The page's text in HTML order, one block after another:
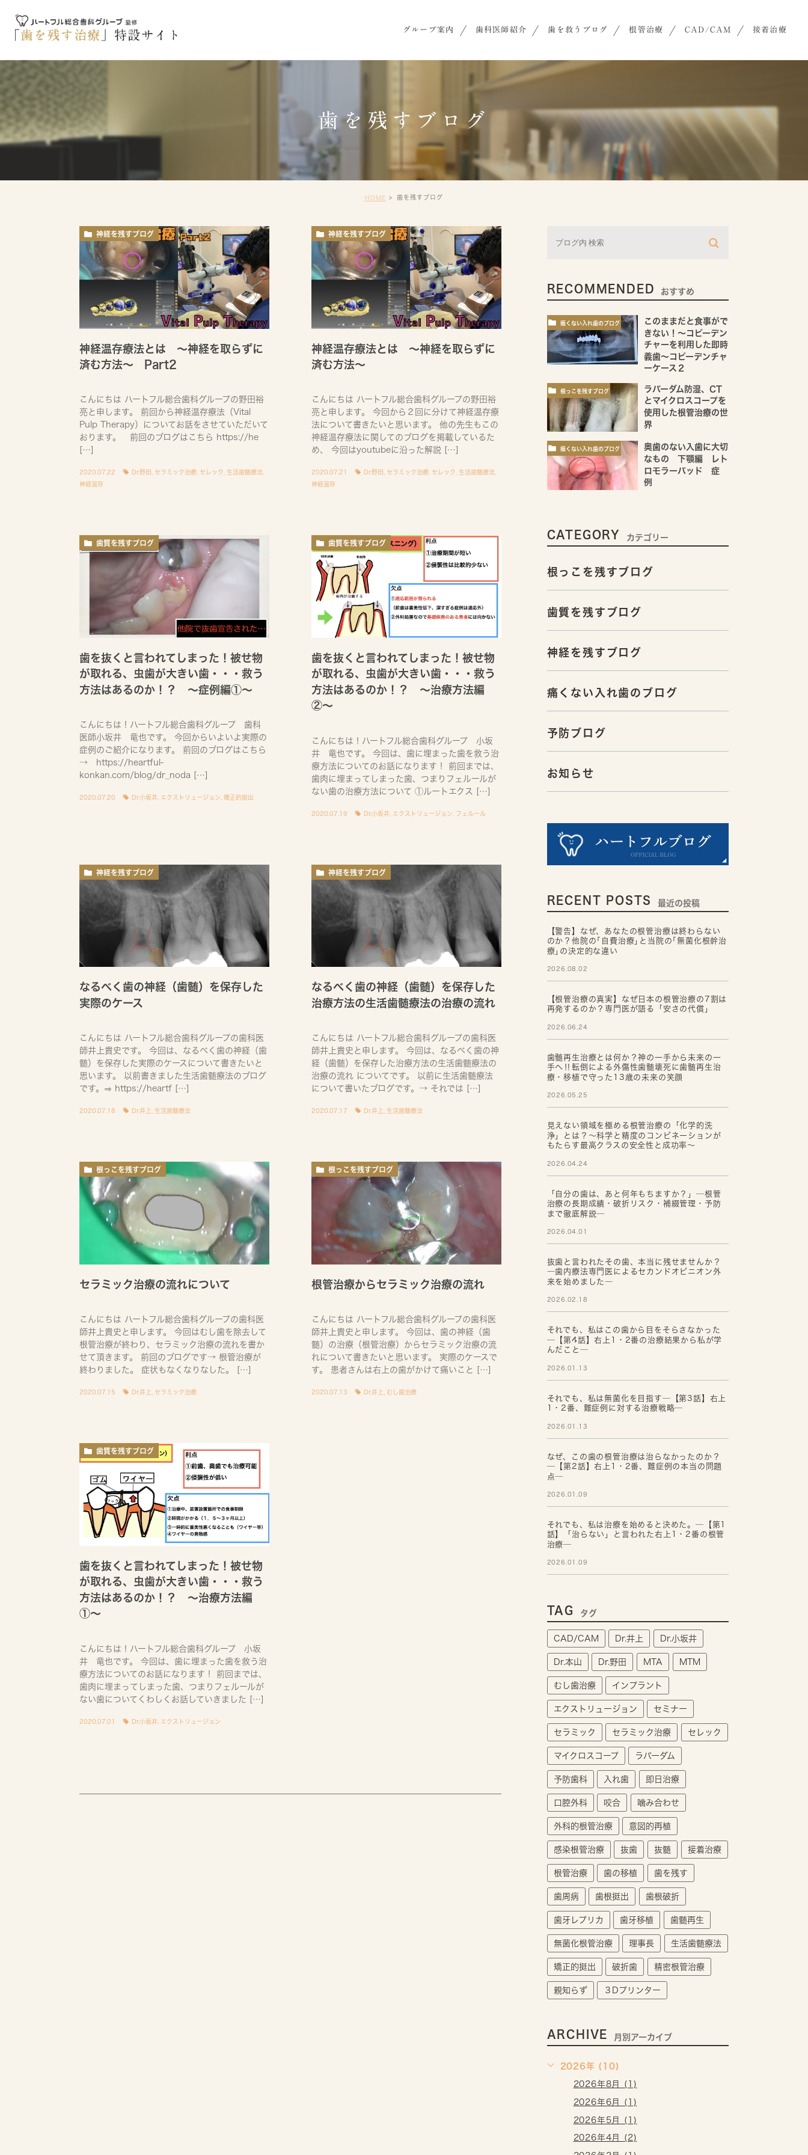
グループ案内 歯科医師紹介 歯を救うブログ 根管治療 CAD/CAM 接着治療
歯を残すブログ
HOME 歯を残すブログ
神経を残すブログ
神経温存療法とは 〜神経を取らずに
済む方法〜 Part2
こんにちは ハートフル総合歯科グループの野田裕
亮と申します。 前回から神経温存療法（Vital
Pulp Therapy）についてお話をさせていただいて
おります。 前回のブログはこちら https://he
[…]
2020.07.22 Dr.野田 セラミック治療 セレック 生活歯髄療法
神経温存
神経を残すブログ
神経温存療法とは 〜神経を取らずに
済む方法〜
こんにちは ハートフル総合歯科グループの野田裕
亮と申します。 今回から２回に分けて神経温存療
法について書きたいと思います。 他の先生もこの
神経温存療法に関してのブログを掲載しているた
め、 今回はyoutubeに沿った解説 […]
2020.07.21 Dr.野田 セラミック治療 セレック ,生活歯髄療法
神経温存
歯質を残すブログ
歯を抜くと言われてしまった！被せ物
が取れる、虫歯が大きい歯・・・救う
方法はあるのか！？ 〜症例編①〜
こんにちは！ハートフル総合歯科グループ 歯科
医師小坂井 竜也です。 今回からいよいよ実際の
症例のご紹介になります。 前回のブログはこちら
→ https://heartful-
konkan.com/blog/dr_noda […]
2020.07.20 Dr.小坂井 エクストリュージョン 矯正的挺出
歯質を残すブログ
歯を抜くと言われてしまった！被せ物
が取れる、虫歯が大きい歯・・・救う
方法はあるのか！？ 〜治療方法編
②〜
こんにちは！ハートフル総合歯科グループ 小坂
井 竜也です。 今回は、歯に埋まった歯を救う治
療方法についてのお話になります！ 前回までは、
歯肉に埋まってしまった歯、つまりフェルールが
ない歯の治療方法について ①ルートエクス […]
2020.07.19 Dr.小坂井 エクストリュージョン フェルール
神経を残すブログ
なるべく歯の神経（歯髄）を保存した
実際のケース
こんにちは ハートフル総合歯科グループの歯科医
師井上貴史です。 今回は、なるべく歯の神経（歯
髄）を保存した実際のケースについて書きたいと
思います。 以前書きました生活歯髄療法のブログ
です。⇒ https://heartf […]
2020.07.18 Dr.井上 生活歯髄療法
神経を残すブログ
なるべく歯の神経（歯髄）を保存した
治療方法の生活歯髄療法の治療の流れ
こんにちは ハートフル総合歯科グループの歯科医
師井上貴史と申します。 今回は、なるべく歯の神
経（歯髄）を保存した治療方法の生活歯髄療法の
治療の流れ についてです。 以前に生活歯髄療法
について書いたブログです。→ それでは […]
2020.07.17 Dr.井上 ,生活歯髄療法
根っこを残すブログ
セラミック治療の流れについて
こんにちは ハートフル総合歯科グループの歯科医
師井上貴史と申します。 今回はむし歯を除去して
根管治療が終わり、セラミック治療の流れを書か
せて頂きます。 前回のブログです→ 根管治療が
終わりました。 症状もなくなりなした。 […]
2020.07.15 Dr.井上 セラミック治療
根っこを残すブログ
根管治療からセラミック治療の流れ
こんにちは ハートフル総合歯科グループの歯科医
師井上貴史と申します。 今回は、歯の神経（歯
髄）の治療（根管治療）からセラミック治療の流
れについて書きたいと思います。 実際のケースで
す。 患者さんは右上の歯がかけて痛いこと […]
2020.07.13 Dr.井上 むし歯治療
歯質を残すブログ
歯を抜くと言われてしまった！被せ物
が取れる、虫歯が大きい歯・・・救う
方法はあるのか！？ 〜治療方法編
①〜
こんにちは！ハートフル総合歯科グループ 小坂
井 竜也です。 今回は、歯に埋まった歯を救う治
療方法についてのお話になります！ 前回までは、
歯肉に埋まってしまった歯、つまりフェルールが
ない歯についてくわしくお話していきました […]
2020.07.01 Dr.小坂井 エクストリュージョン
RECOMMENDED おすすめ
痛くない入れ歯のブログ
このままだと食事がで
きない！～コピーデン
チャーを利用した即時
義歯～コピーデンチャ
ーケース２
根っこを残すブログ
ラバーダム防湿、CT
とマイクロスコープを
使用した根管治療の世
界
痛くない入れ歯のブログ
奥歯のない入歯に大切
なもの 下顎編 レト
ロモラーパッド 症
例
CATEGORY カテゴリー
根っこを残すブログ
歯質を残すブログ
神経を残すブログ
痛くない入れ歯のブログ
予防ブログ
お知らせ
RECENT POSTS 最近の投稿
【警告】なぜ、あなたの根管治療は終わらない
のか？他院の｢自費治療｣と当院の｢無菌化根幹治
療｣の決定的な違い
2026.08.02
【根管治療の真実】なぜ日本の根管治療の7割は
再発するのか？専門医が語る「安さの代償」
2026.06.24
歯髄再生治療とは何か？神の一手から未来の一
手へ‼転倒による外傷性歯髄壊死に歯髄再生治
療・移植で守った13歳の未来の笑顔
2026.05.25
見えない領域を極める根管治療の「化学的洗
浄」とは？～科学と精度のコンビネーションが
もたらす最高クラスの安全性と成功率～
2026.04.24
「自分の歯は、あと何年もちますか？」─根管
治療の長期成績・破折リスク・補綴管理・予防
まで徹底解説─
2026.04.01
抜歯と言われたその歯、本当に残せませんか？
―歯内療法専門医によるセカンドオピニオン外
来を始めました―
2026.02.18
それでも、私はこの歯から目をそらさなかった
─【第4話】右上1・2番の治療結果から私が学
んだこと─
2026.01.13
それでも、私は無菌化を目指す─【第3話】右上
1・2番、難症例に対する治療戦略─
2026.01.13
なぜ、この歯の根管治療は治らなかったのか？
─【第2話】右上1・2番、難症例の本当の問題
点─
2026.01.09
それでも、私は治療を始めると決めた。─【第1
話】「治らない」と言われた右上1・2番の根管
治療─
2026.01.09
TAG タグ
CAD/CAM Dr.井上 Dr.小坂井
Dr.本山 Dr.野田 MTA MTM
むし歯治療 インプラント
エクストリュージョン セミナー
セラミック セラミック治療 セレック
マイクロスコープ ラバーダム
予防歯科 入れ歯 即日治療
口腔外科 咬合 噛み合わせ
外科的根管治療 意図的再植
感染根管治療 抜歯 抜髄 接着治療
根管治療 歯の移植 歯を残す
歯周病 歯根挺出 歯根破折
歯牙レプリカ 歯牙移植 歯髄再生
無菌化根管治療 理事長 生活歯髄療法
矯正的挺出 破折歯 精密根管治療
親知らず ３Dプリンター
ARCHIVE 月別アーカイブ
2026年 (10)
2026年8月 (1)
2026年6月 (1)
2026年5月 (1)
2026年4月 (2)